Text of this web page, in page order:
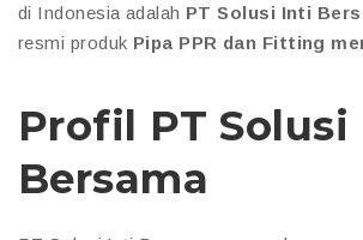
di Indonesia adalah PT Solusi Inti
resmi produk Pipa PPR dan Fitting
Profil PT
Bersama